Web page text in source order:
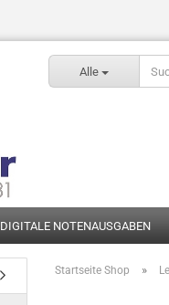
Alle
DIGITALE NOTENAUSGABEN
Startseite Shop »